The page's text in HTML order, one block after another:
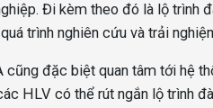
Đi kèm theo đó là lộ trình
trình nghiên cứu và trải
cũng đặc biệt quan tâm tới hệ
HLV có thể rút ngắn lộ trình